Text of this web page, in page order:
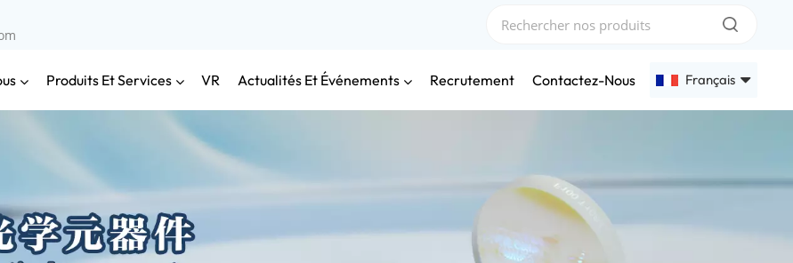
Produits Et Services VR Actualités Et Événements Recrutement Contactez-Nous Français